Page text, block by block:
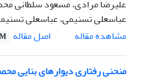
علیرضا مرادی، مسعود سلطانی
عباسعلی تسنیمی، عباسعلی
مشاهده مقاله
اصل مقاله
منحنی رفتاری دیوارهای بنایی